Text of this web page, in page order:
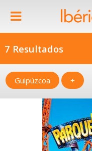
7 Resultados
Guipúzcoa +